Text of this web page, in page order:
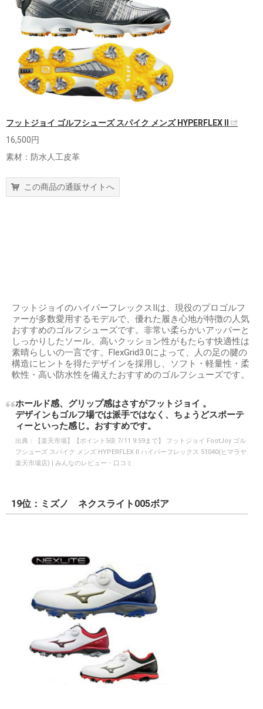
フットジョイ ゴルフシューズ スパイク メンズ HYPERFLEX II
16,500円
素材：防水人工皮革
この商品の通販サイトへ
フットジョイのハイパーフレックスⅡは、現役のプロゴルフ
ァーが多数愛用するモデルで、優れた履き心地が特徴の人気
おすすめのゴルフシューズです。非常い柔らかいアッパーと
しっかりしたソール、高いクッション性がもたらす快適性は
素晴らしいの一言です。FlexGrid3.0によって、人の足の腱の
構造にヒントを得たデザインを採用し、ソフト・軽量性・柔
軟性・高い防水性を備えたおすすめのゴルフシューズです。
ホールド感、グリップ感はさすがフットジョイ 。
デザインもゴルフ場では派手ではなく、ちょうどスポーテ
ィーといった感じ。おすすめです。
出典：
【楽天市場】【ポイント5倍 7/11 9:59まで】 フットジョイ FootJoy ゴル
フシューズ スパイク メンズ HYPERFLEX II ハイパーフレックス 51040(ヒマラヤ
楽天市場店) | みんなのレビュー・口コミ
19位：ミズノ ネクスライト005ボア